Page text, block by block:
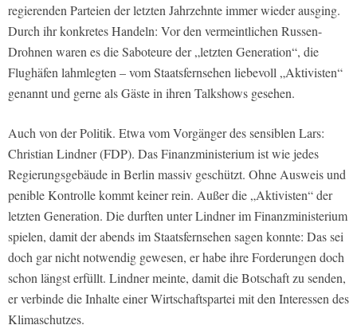
regierenden Parteien der letzten Jahrzehnte immer wieder ausging.
Durch ihr konkretes Handeln: Vor den vermeintlichen Russen-
Drohnen waren es die Saboteure der „letzten Generation“, die
Flughäfen lahmlegten – vom Staatsfernsehen liebevoll „Aktivisten“
genannt und gerne als Gäste in ihren Talkshows gesehen.
Auch von der Politik. Etwa vom Vorgänger des sensiblen Lars:
Christian Lindner (FDP). Das Finanzministerium ist wie jedes
Regierungsgebäude in Berlin massiv geschützt. Ohne Ausweis und
penible Kontrolle kommt keiner rein. Außer die „Aktivisten“ der
letzten Generation. Die durften unter Lindner im Finanzministerium
spielen, damit der abends im Staatsfernsehen sagen konnte: Das sei
doch gar nicht notwendig gewesen, er habe ihre Forderungen doch
schon längst erfüllt. Lindner meinte, damit die Botschaft zu senden,
er verbinde die Inhalte einer Wirtschaftspartei mit den Interessen des
Klimaschutzes.